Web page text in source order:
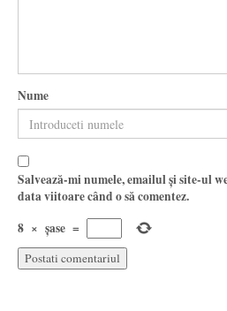
Nume
Salvează-mi numele, emailul și site-ul
data viitoare când o să comentez.
8 × șase =